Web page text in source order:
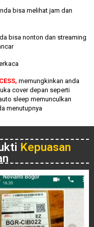
bisa melihat jam dan
bisa nonton dan streaming
memungkinkan anda
cover depan seperti
sleep memunculkan
menutupnya
Kepuasan